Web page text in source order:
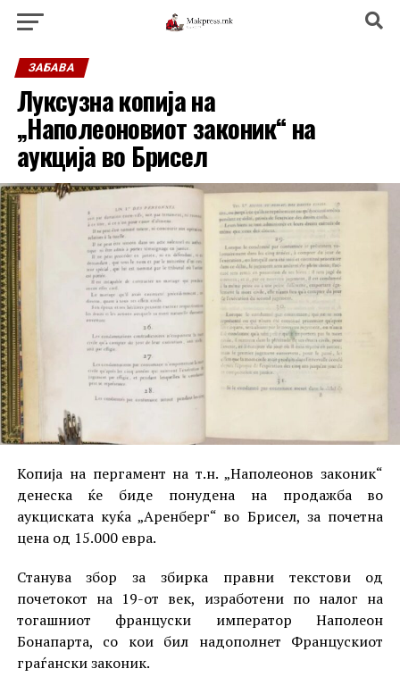
ЗАБАВА
Луксузна копија на
„Наполеоновиот законик“ на
аукција во Брисел
Копија на пергамент на т.н. „Наполеонов законик“
денеска ќе биде понудена на продажба во
аукциската куќа „Аренберг“ во Брисел, за почетна
цена од 15.000 евра.
Станува збор за збирка правни текстови од
почетокот на 19-от век, изработени по налог на
тогашниот француски император Наполеон
Бонапарта, со кои бил надополнет Францускиот
граѓански законик.